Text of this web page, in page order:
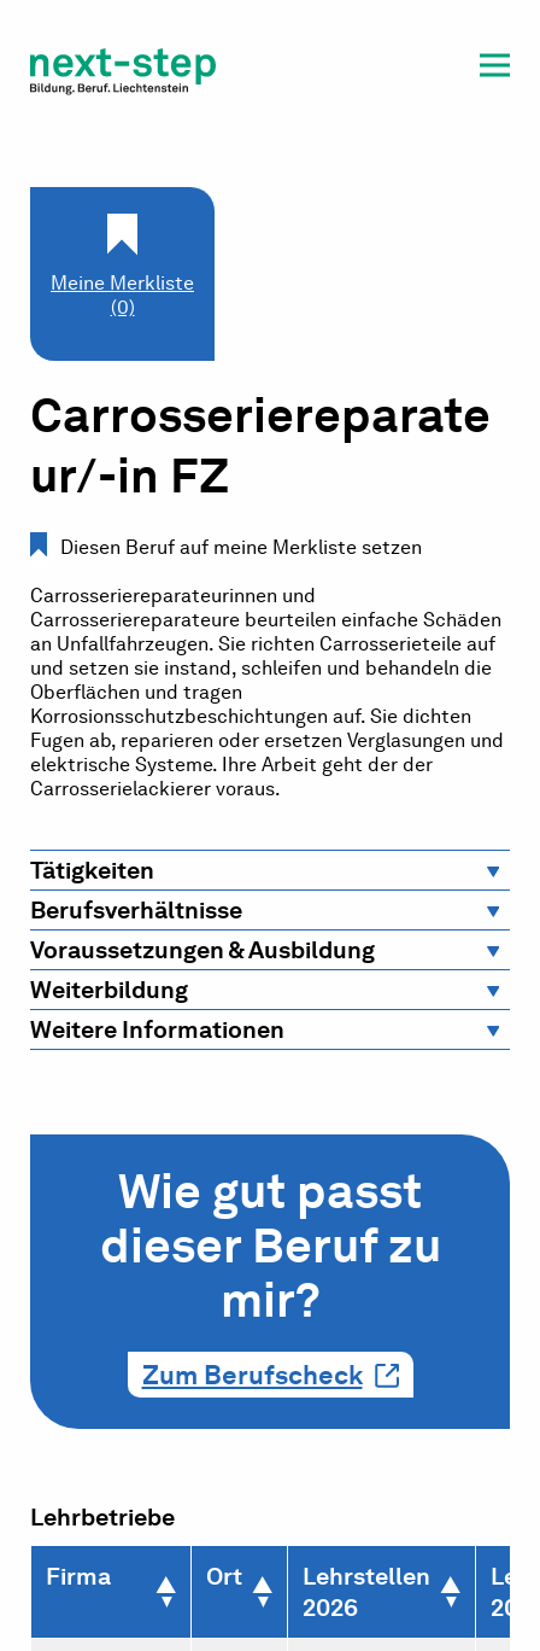
Beratung & Unterstützung
Meine Merkliste
(0)
Carrosseriereparate
ur/-in FZ
Diesen Beruf auf meine Merkliste setzen
Carrosseriereparateurinnen und
Carrosseriereparateure beurteilen einfache Schäden
an Unfallfahrzeugen. Sie richten Carrosserieteile auf
und setzen sie instand, schleifen und behandeln die
Oberflächen und tragen
Korrosionsschutzbeschichtungen auf. Sie dichten
Fugen ab, reparieren oder ersetzen Verglasungen und
elektrische Systeme. Ihre Arbeit geht der der
Carrosserielackierer voraus.
Tätigkeiten
Berufsverhältnisse
Voraussetzungen & Ausbildung
Weiterbildung
Weitere Informationen
Wie gut passt
dieser Beruf zu
mir?
Zum Berufscheck
Lehrbetriebe
Firma Ort
Lehrstellen
2026